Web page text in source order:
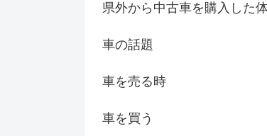
県外から中古車を購入した
車の話題
車を売る時
車を買う